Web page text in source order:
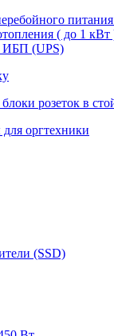
( до 1 кВт
ИБП (UPS)
розеток в
оргтехники
(SSD)